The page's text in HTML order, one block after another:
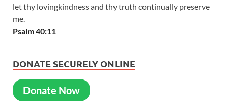
let thy lovingkindness and thy truth continually preserve
me.
Psalm 40:11
DONATE SECURELY ONLINE
Donate Now